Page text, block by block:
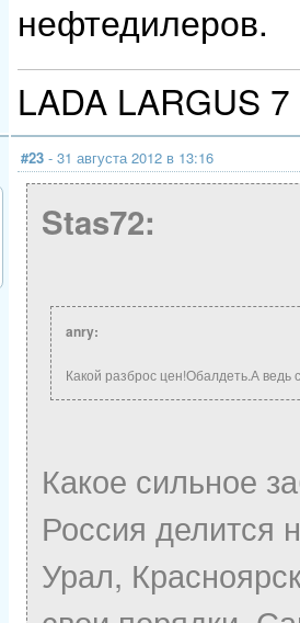
нефтедилеров.
LADA LARGUS
#23 - 31 августа 2012 в 13:16
Stas72:
anry:
Какой разброс цен!Обалдеть.А ведь
Какое сильное
Россия делится
Урал,